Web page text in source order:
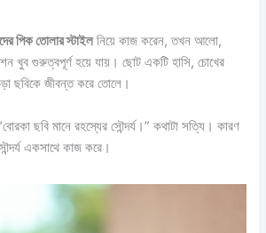
পিক তোলার স্টাইলনিয়ে কাজ করেন, তখন আলো,
খুব গুরুত্বপূর্ণ হয়ে যায়। ছোট একটি হাসি, চোখের
ছবিকে জীবন্ত করে তোলে।
ছবি মানে রহস্যের সৌন্দর্য।” কথাটা সত্যি। কারণ
একসাথে কাজ করে।